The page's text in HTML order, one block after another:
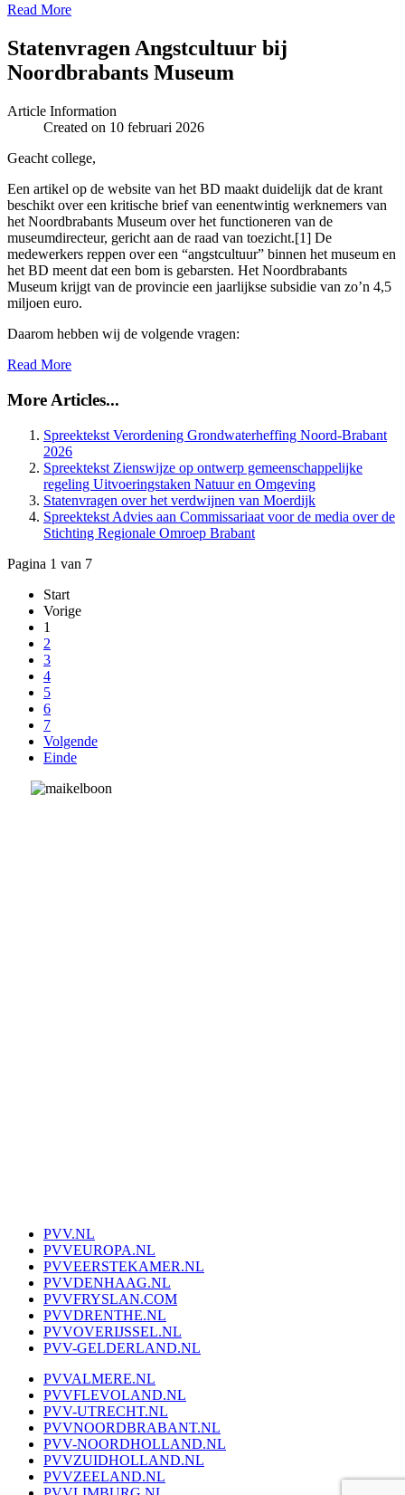
Read More
Statenvragen Angstcultuur bij
Noordbrabants Museum
Article Information
Created on 10 februari 2026
Geacht college,
Een artikel op de website van het BD maakt duidelijk dat de krant
beschikt over een kritische brief van eenentwintig werknemers van
het Noordbrabants Museum over het functioneren van de
museumdirecteur, gericht aan de raad van toezicht.[1] De
medewerkers reppen over een “angstcultuur” binnen het museum en
het BD meent dat een bom is gebarsten. Het Noordbrabants
Museum krijgt van de provincie een jaarlijkse subsidie van zo’n 4,5
miljoen euro.
Daarom hebben wij de volgende vragen:
Read More
More Articles...
Spreektekst Verordening Grondwaterheffing Noord-Brabant
2026
Spreektekst Zienswijze op ontwerp gemeenschappelijke
regeling Uitvoeringstaken Natuur en Omgeving
Statenvragen over het verdwijnen van Moerdijk
Spreektekst Advies aan Commissariaat voor de media over de
Stichting Regionale Omroep Brabant
Pagina 1 van 7
Start
Vorige
1
2
3
4
5
6
7
Volgende
Einde
PVV.NL
PVVEUROPA.NL
PVVEERSTEKAMER.NL
PVVDENHAAG.NL
PVVFRYSLAN.COM
PVVDRENTHE.NL
PVVOVERIJSSEL.NL
PVV-GELDERLAND.NL
PVVALMERE.NL
PVVFLEVOLAND.NL
PVV-UTRECHT.NL
PVVNOORDBRABANT.NL
PVV-NOORDHOLLAND.NL
PVVZUIDHOLLAND.NL
PVVZEELAND.NL